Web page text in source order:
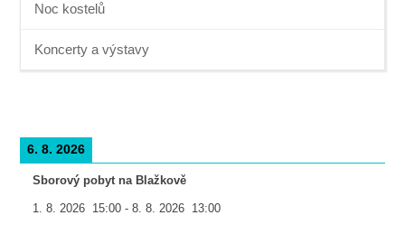
Noc kostelů
Koncerty a výstavy
6. 8. 2026
Sborový pobyt na Blažkově
1. 8. 2026 15:00 -8. 8. 2026 13:00